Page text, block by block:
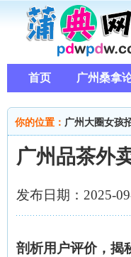
首页 广州桑拿
你的位置： 广州大圈女孩
广州品茶外
发布日期：2025-
剖析用户评价，揭